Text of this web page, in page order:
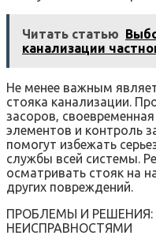
Читать статью
канализации
Не менее важным
стояка канализации.
засоров‚
элементов и контроль
помогут избежать
службы всей системы.
осматривать стояк на
других повреждений.
ПРОБЛЕМЫ И
НЕИСПРАВНОСТЯМИ